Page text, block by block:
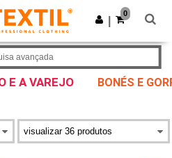
Obter app
0
E A VAREJO BONÉS E
avançada